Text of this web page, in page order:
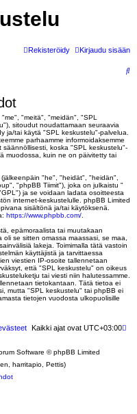
Kirjaudu sisään
Rekisteröidy
E
"meitä", "meidän", "SPL
sitoudut noudattamaan seuraavia
ja/tai käytä "SPL keskustelu"-palvelua.
parhaamme informoidaksemme
koska "SPL keskustelu"-
muodossa, kuin ne on päivitetty tai
"he", "heidät", "heidän",
"phpBB Tiimit"), joka on julkaistu "
ja se voidaan ladata osoitteesta
internet-keskustelulle. phpBB Limited
sisältönä ja/tai käytöksenä.
https://www.phpbb.com/
epämoraalista tai muutakaan
se sitten omassa maassasi, se maa,
lakeja. Toimimalla tätä vastoin
käyttäjistä ja tarvittaessa
viestien IP-osoite tallennetaan
että "SPL keskustelu" on oikeus
tai viesti niin halutessamme.
tietokantaan. Tätä tietoa ei
mutta "SPL keskustelu" tai phpBB ei
tietojen vuodosta ulkopuolisille
Kaikki ajat ovat UTC+03:00
Software © phpBB Limited
harritapio, Pettis)